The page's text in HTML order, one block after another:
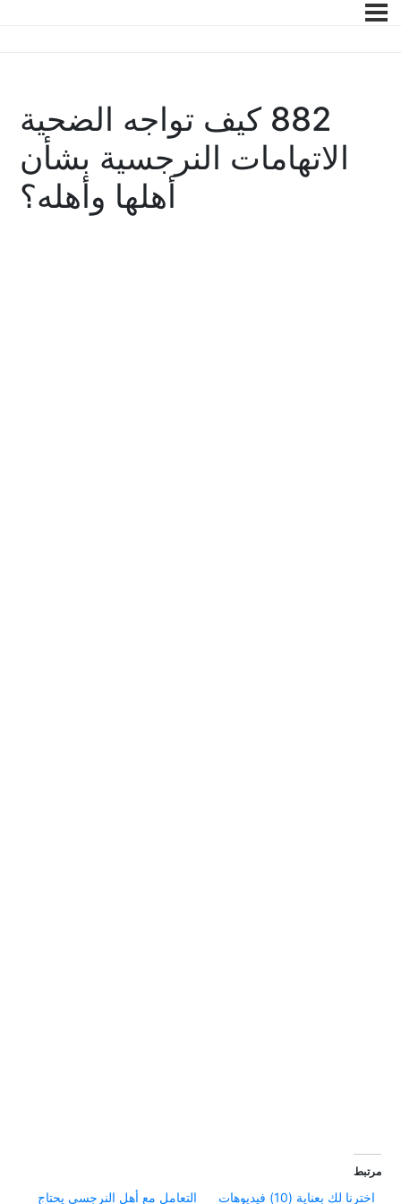
882 كيف تواجه الضحية
الاتهامات النرجسية بشأن
أهلها وأهله؟
مرتبط
اخترنا لك بعناية (10) فيديوهات التعامل مع أهل النرجسي يحتاج